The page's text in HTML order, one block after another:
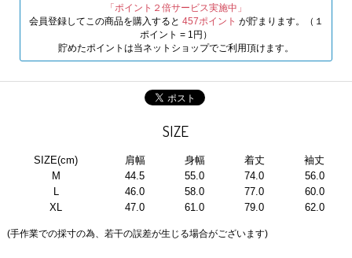
「ポイント２倍サービス実施中」
会員登録してこの商品を購入すると 457ポイント が貯まります。（１
ポイント = 1円）
貯めたポイントは当ネットショップでご利用頂けます。
SIZE
SIZE(cm) 肩幅 身幅 着丈
袖丈
M
44.5 55.0 74.0
56.0
L
46.0 58.0 77.0
60.0
XL
47.0 61.0 79.0 62.0
(手作業での採寸の為、若干の誤差が生じる場合がございます)